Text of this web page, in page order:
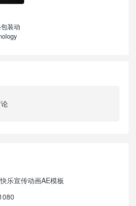
装动
乐宣传动画AE模板